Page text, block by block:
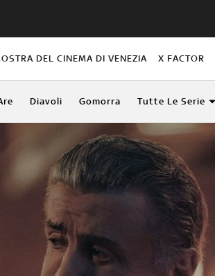
DEL CINEMA DI VENEZIA X FACTOR
Diavoli Gomorra Tutte Le Serie